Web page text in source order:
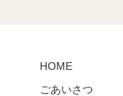
HOME
ごあいさつ